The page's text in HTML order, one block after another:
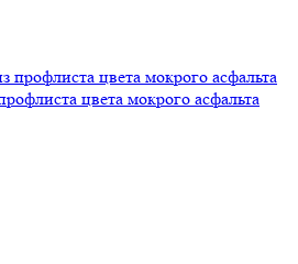
цвета мокрого асфальта